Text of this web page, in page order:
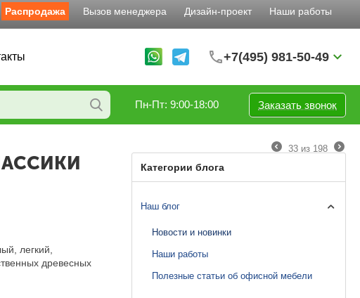
Распродажа Вызов менеджера Дизайн-проект Наши работы
+7(495) 981-50-49
Заказать звонок
Пн-Пт: 9:00-18:00
33 из 198
легкий,
древесных
Категории блога
Наш блог
Новости и новинки
Наши работы
Полезные статьи об офисной мебели